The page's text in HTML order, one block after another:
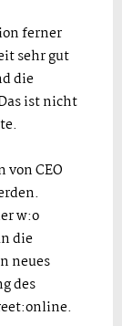
ferner
sehr gut
die
ist nicht
CEO
w:o
die
neues
des